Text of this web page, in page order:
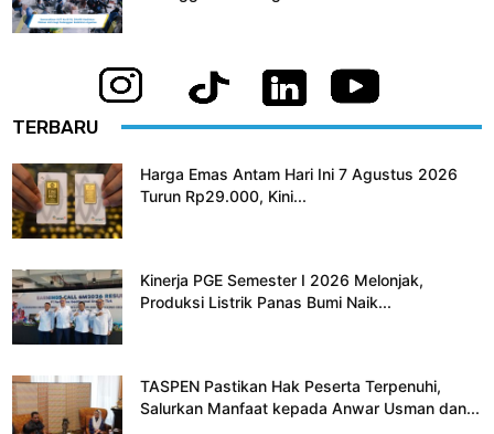
TERBARU
Harga Emas Antam Hari Ini 7 Agustus 2026
Turun Rp29.000, Kini...
Kinerja PGE Semester I 2026 Melonjak,
Produksi Listrik Panas Bumi Naik...
TASPEN Pastikan Hak Peserta Terpenuhi,
Salurkan Manfaat kepada Anwar Usman dan...